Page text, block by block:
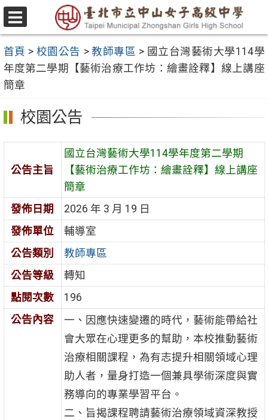
跳
至
要
內
容
區
選
單
首頁 > 校園公告 >教師專區 > 國立台灣藝術大學114學
年度第二學期【藝術治療工作坊：繪畫詮釋】線上講座
簡章
校園公告
公告主旨
國立台灣藝術大學114學年度第二學期
【藝術治療工作坊：繪畫詮釋】線上講座
簡章
發佈日期
2026 年 3 月 19 日
發佈單位
輔導室
公告類別
教師專區
公告等級
轉知
點閱次數
196
公告內容
一、因應快速變遷的時代，藝術能帶給社
會大眾在心理更多的幫助，本校推動藝術
治療相關課程，為有志提升相關領域心理
助人者，量身打造一個兼具學術深度與實
務導向的專業學習平台。
二、旨揭課程聘請藝術治療領域資深教授